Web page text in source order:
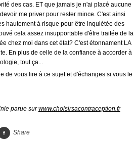
des cas. ET que jamais je n'ai placé aucune
me priver pour rester mince. C'est ainsi
hautement à risque pour être inquiétée des
cela assez insupportable d'être traitée de la
chez moi dans cet état? C'est étonnament LA
En plus de celle de la confiance à accorder à
tout ça...
de vous lire à ce sujet et d'échanges si vous le
parue surwww.choisirsacontraception.fr
Share